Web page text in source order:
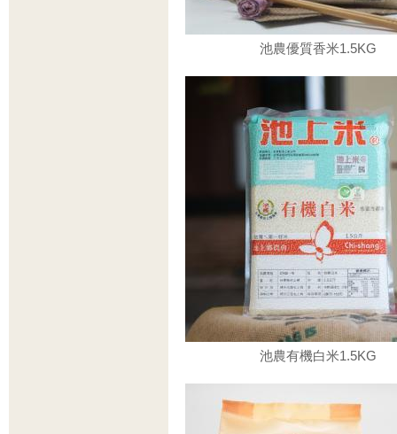
池農優質香米1.5KG
池農有機白米1.5KG